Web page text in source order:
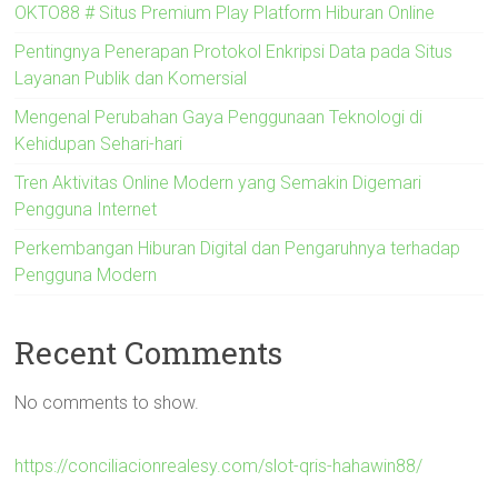
OKTO88 # Situs Premium Play Platform Hiburan Online
Pentingnya Penerapan Protokol Enkripsi Data pada Situs
Layanan Publik dan Komersial
Mengenal Perubahan Gaya Penggunaan Teknologi di
Kehidupan Sehari-hari
Tren Aktivitas Online Modern yang Semakin Digemari
Pengguna Internet
Perkembangan Hiburan Digital dan Pengaruhnya terhadap
Pengguna Modern
Recent Comments
No comments to show.
https://conciliacionrealesy.com/slot-qris-hahawin88/